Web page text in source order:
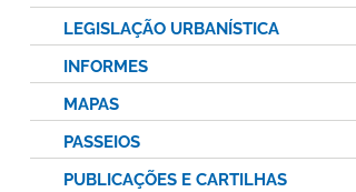
LEGISLAÇÃO URBANÍSTICA
INFORMES
MAPAS
PASSEIOS
PUBLICAÇÕES E CARTILHAS